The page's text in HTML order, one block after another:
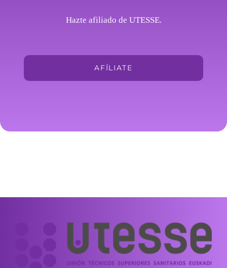
Hazte afiliado de UTESSE.
AFÍLIATE